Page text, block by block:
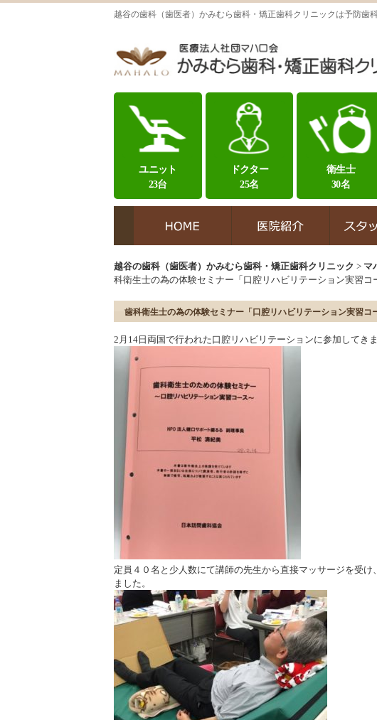
越谷の歯科（歯医者）かみむら歯科・矯正歯科クリニックは予防歯
ユニット
23台
ドクター
25名
衛生士
30名
越谷の歯科（歯医者）かみむら歯科・矯正歯科クリニック > マ
科衛生士の為の体験セミナー「口腔リハビリテーション実習コ
歯科衛生士の為の体験セミナー「口腔リハビリテーション実習コ
2月14日両国で行われた口腔リハビリテーションに参加してきま
定員４０名と少人数にて講師の先生から直接マッサージを受
ました。